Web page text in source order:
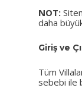
NOT:
daha
Giriş ve
Tüm
sebebi ile